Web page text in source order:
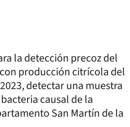
la detección precoz del
producción citrícola del
detectar una muestra
causal de la
San Martín de la